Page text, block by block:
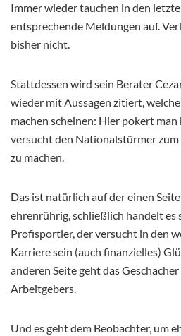
Immer wieder tauchen in den
entsprechende Meldungen auf.
bisher nicht.
Stattdessen wird sein Berater
wieder mit Aussagen zitiert,
machen scheinen: Hier pokert
versucht den Nationalstürmer
zu machen.
Das ist natürlich auf der einen
ehrenrührig, schließlich handelt es
Profisportler, der versucht in den
Karriere sein (auch finanzielles)
anderen Seite geht das
Arbeitgebers.
Und es geht dem Beobachter, um